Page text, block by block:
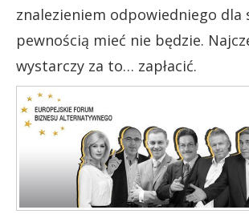
znalezieniem odpowiedniego dla
pewnością mieć nie będzie.
wystarczy za to… zapłacić.